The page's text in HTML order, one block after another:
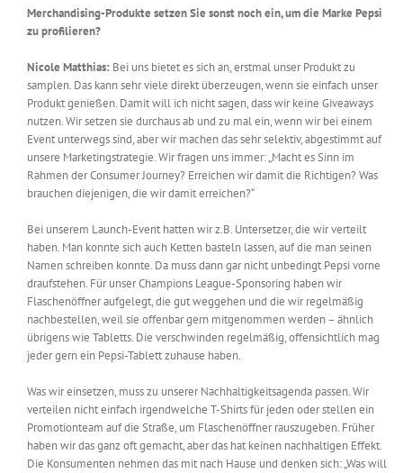
Merchandising-Produkte setzen Sie sonst noch ein, um die Marke Pepsi
zu profilieren?
Nicole Matthias: Bei uns bietet es sich an, erstmal unser Produkt zu
samplen. Das kann sehr viele direkt überzeugen, wenn sie einfach unser
Produkt genießen. Damit will ich nicht sagen, dass wir keine Giveaways
nutzen. Wir setzen sie durchaus ab und zu mal ein, wenn wir bei einem
Event unterwegs sind, aber wir machen das sehr selektiv, abgestimmt auf
unsere Marketingstrategie. Wir fragen uns immer: „Macht es Sinn im
Rahmen der Consumer Journey? Erreichen wir damit die Richtigen? Was
brauchen diejenigen, die wir damit erreichen?“
Bei unserem Launch-Event hatten wir z.B. Untersetzer, die wir verteilt
haben. Man konnte sich auch Ketten basteln lassen, auf die man seinen
Namen schreiben konnte. Da muss dann gar nicht unbedingt Pepsi vorne
draufstehen. Für unser Champions League-Sponsoring haben wir
Flaschenöffner aufgelegt, die gut weggehen und die wir regelmäßig
nachbestellen, weil sie offenbar gern mitgenommen werden – ähnlich
übrigens wie Tabletts. Die verschwinden regelmäßig, offensichtlich mag
jeder gern ein Pepsi-Tablett zuhause haben.
Was wir einsetzen, muss zu unserer Nachhaltigkeitsagenda passen. Wir
verteilen nicht einfach irgendwelche T-Shirts für jeden oder stellen ein
Promotionteam auf die Straße, um Flaschenöffner rauszugeben. Früher
haben wir das ganz oft gemacht, aber das hat keinen nachhaltigen Effekt.
Die Konsumenten nehmen das mit nach Hause und denken sich: „Was will